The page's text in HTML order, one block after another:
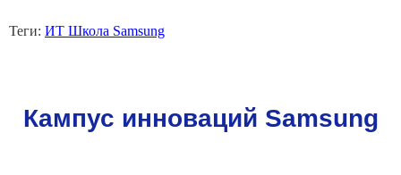
Теги: ИТ Школа Samsung
Кампус инноваций Samsung